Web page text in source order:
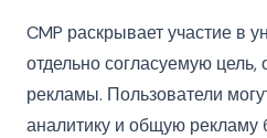
CMP раскрывает участие в
отдельно согласуемую
рекламы. Пользователи
аналитику и общую рекламу